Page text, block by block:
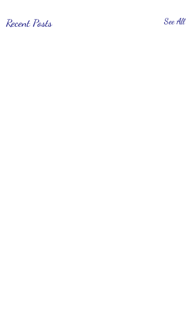
Recent Posts See All